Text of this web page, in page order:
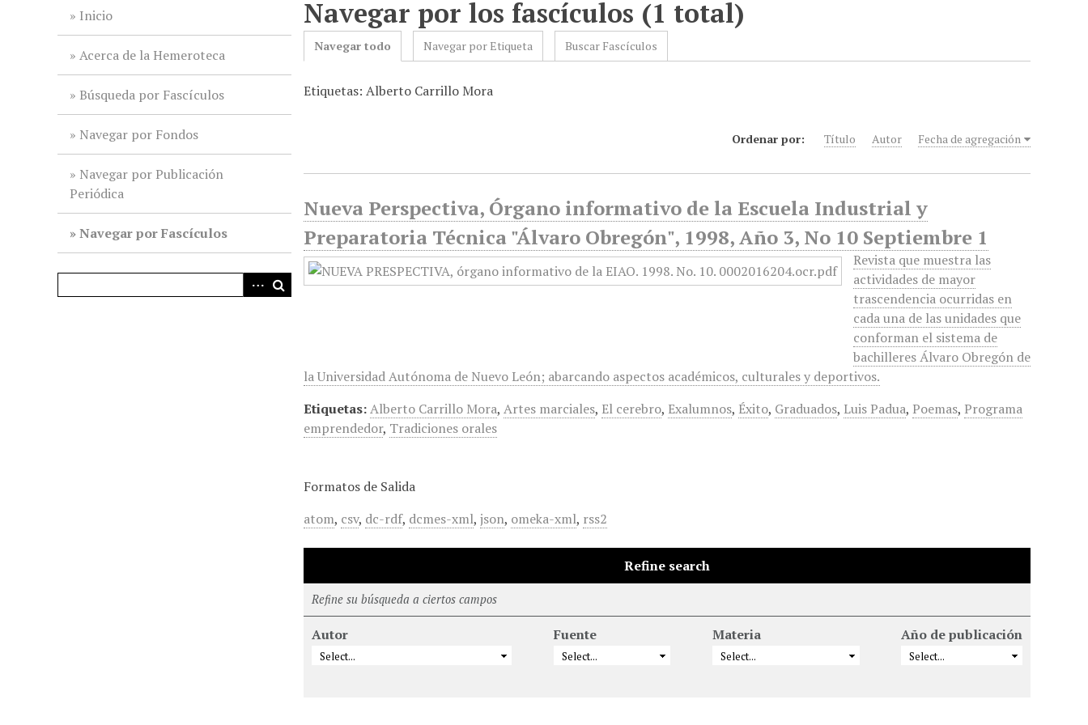
Inicio
Acerca de la Hemeroteca
Búsqueda por Fascículos
Navegar por Fondos
Navegar por Publicación
Periódica
Navegar por Fascículos
Navegar por los fascículos (1 total)
Navegar todo Navegar por Etiqueta Buscar Fascículos
Etiquetas: Alberto Carrillo Mora
Ordenar por: Título Autor Fecha de agregación
Nueva Perspectiva, Órgano informativo de la Escuela Industrial y
Preparatoria Técnica "Álvaro Obregón", 1998, Año 3, No 10 Septiembre 1
Revista que muestra las
actividades de mayor
trascendencia ocurridas en
cada una de las unidades que
conforman el sistema de
bachilleres Álvaro Obregón de
la Universidad Autónoma de Nuevo León; abarcando aspectos académicos, culturales y deportivos.
Etiquetas:Alberto Carrillo Mora,Artes marciales, El cerebro, Exalumnos, Éxito, Graduados, Luis Padua, Poemas, Programa
emprendedor, Tradiciones orales
Formatos de Salida
atom, csv, dc-rdf, dcmes-xml,json, omeka-xml, rss2
Refine search
Refine su búsqueda a ciertos campos
Autor Fuente Materia Año de publicación